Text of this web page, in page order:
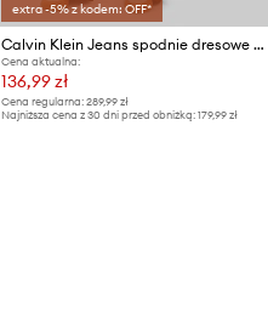
extra -5% z kodem: OFF*
Calvin Klein Jeans spodnie dresowe bawełniane dziecięce
Cena aktualna:
136,99 zł
Cena regularna:289,99 zł
Najniższa cena z 30 dni przed obniżką:179,99 zł